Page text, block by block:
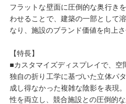
フラットな壁面に圧倒的な奥行き
わせることで、建築の一部として
なり、施設のブランド価値を向上さ
【特長】
■カスタマイズディスプレイで、空
独自の折り工学に基づいた立体パ
成し得なかった複雑な陰影を表現
性を両立し、競合施設との圧倒的な